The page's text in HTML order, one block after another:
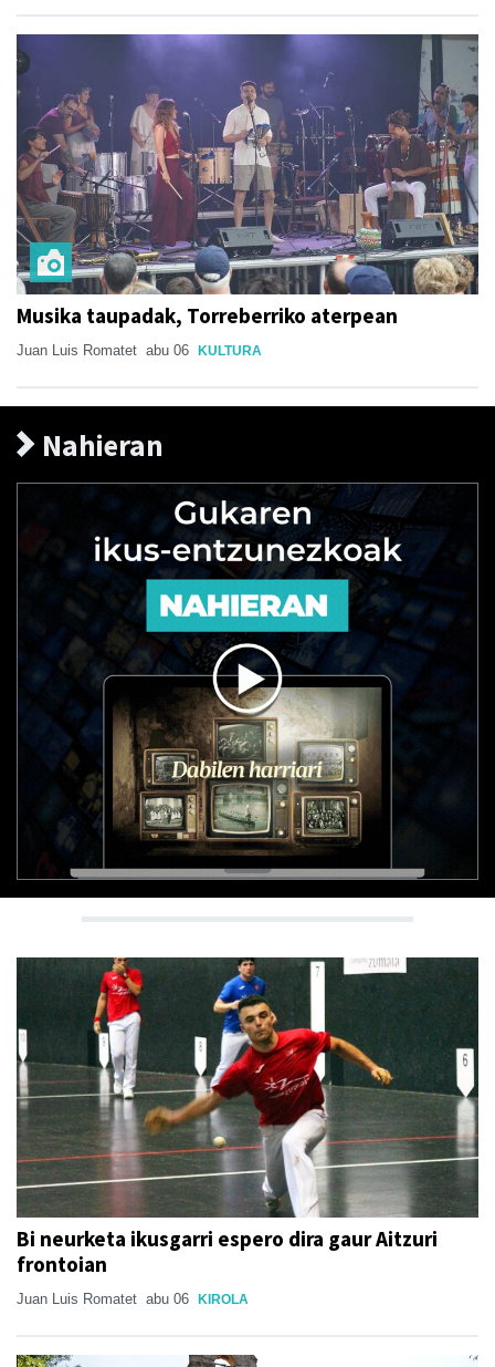
Musika taupadak, Torreberriko aterpean
Juan Luis Romatet abu 06 KULTURA
Nahieran
Bi neurketa ikusgarri espero dira gaur Aitzuri
frontoian
Juan Luis Romatet abu 06 KIROLA